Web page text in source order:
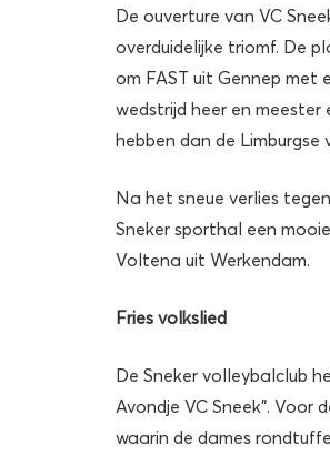
De ouverture van VC
overduidelijke triomf. De
om FAST uit Gennep met
wedstrijd heer en
hebben dan de
Na het sneue verlies
Sneker sporthal een
Voltena uit Werkendam.
Fries volkslied
De Sneker volleybalclub
Avondje VC Sneek”. Voor
waarin de dames